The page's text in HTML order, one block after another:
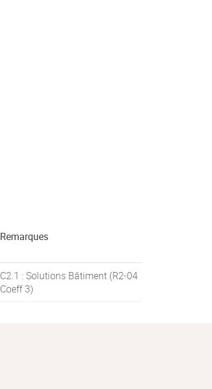
Remarques
C2.1 : Solutions Bâtiment (R2-04
Coeff 3)